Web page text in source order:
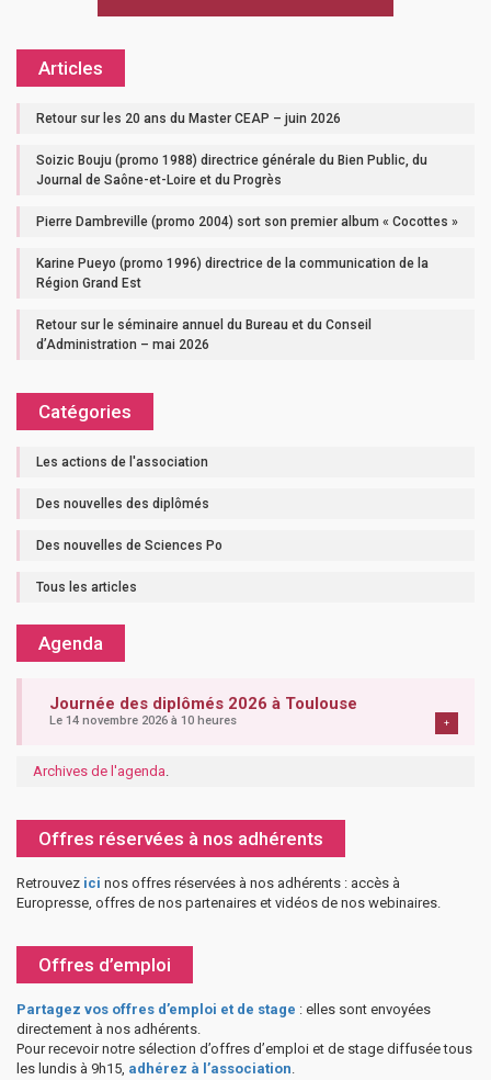
Articles
Retour sur les 20 ans du Master CEAP – juin 2026
Soizic Bouju (promo 1988) directrice générale du Bien Public, du
Journal de Saône-et-Loire et du Progrès
Pierre Dambreville (promo 2004) sort son premier album « Cocottes »
Karine Pueyo (promo 1996) directrice de la communication de la
Région Grand Est
Retour sur le séminaire annuel du Bureau et du Conseil
d’Administration – mai 2026
Catégories
Les actions de l'association
Des nouvelles des diplômés
Des nouvelles de Sciences Po
Tous les articles
Agenda
Journée des diplômés 2026 à Toulouse
Le 14 novembre 2026 à 10 heures +
Archives de l'agenda.
Offres réservées à nos adhérents
Retrouvez ici nos offres réservées à nos adhérents : accès à
Europresse, offres de nos partenaires et vidéos de nos webinaires.
Offres d’emploi
Partagez vos offres d’emploi et de stage : elles sont envoyées
directement à nos adhérents.
Pour recevoir notre sélection d’offres d’emploi et de stage diffusée tous
les lundis à 9h15, adhérez à l’association.